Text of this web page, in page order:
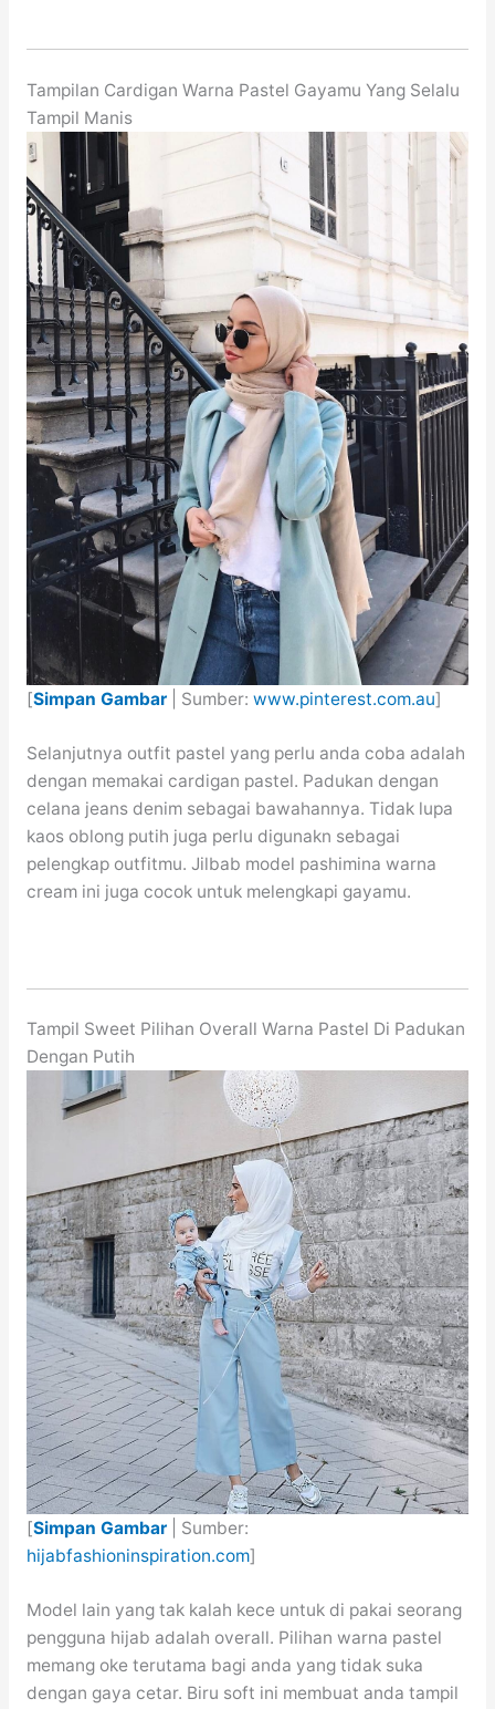
Tampilan Cardigan Warna Pastel Gayamu Yang Selalu
Tampil Manis
[Simpan Gambar| Sumber: www.pinterest.com.au]
Selanjutnya outfit pastel yang perlu anda coba adalah
dengan memakai cardigan pastel. Padukan dengan
celana jeans denim sebagai bawahannya. Tidak lupa
kaos oblong putih juga perlu digunakn sebagai
pelengkap outfitmu. Jilbab model pashimina warna
cream ini juga cocok untuk melengkapi gayamu.
Tampil Sweet Pilihan Overall Warna Pastel Di Padukan
Dengan Putih
[Simpan Gambar| Sumber:
hijabfashioninspiration.com]
Model lain yang tak kalah kece untuk di pakai seorang
pengguna hijab adalah overall. Pilihan warna pastel
memang oke terutama bagi anda yang tidak suka
dengan gaya cetar. Biru soft ini membuat anda tampil